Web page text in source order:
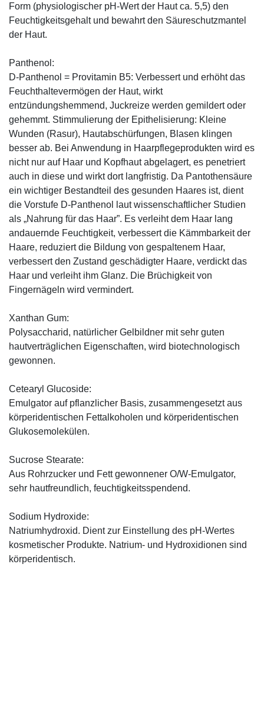
Form (physiologischer pH-Wert der Haut ca. 5,5) den
Feuchtigkeitsgehalt und bewahrt den Säureschutzmantel
der Haut.
Panthenol:
D-Panthenol = Provitamin B5: Verbessert und erhöht das
Feuchthaltevermögen der Haut, wirkt
entzündungshemmend, Juckreize werden gemildert oder
gehemmt. Stimmulierung der Epithelisierung: Kleine
Wunden (Rasur), Hautabschürfungen, Blasen klingen
besser ab. Bei Anwendung in Haarpflegeprodukten wird es
nicht nur auf Haar und Kopfhaut abgelagert, es penetriert
auch in diese und wirkt dort langfristig. Da Pantothensäure
ein wichtiger Bestandteil des gesunden Haares ist, dient
die Vorstufe D-Panthenol laut wissenschaftlicher Studien
als „Nahrung für das Haar”. Es verleiht dem Haar lang
andauernde Feuchtigkeit, verbessert die Kämmbarkeit der
Haare, reduziert die Bildung von gespaltenem Haar,
verbessert den Zustand geschädigter Haare, verdickt das
Haar und verleiht ihm Glanz. Die Brüchigkeit von
Fingernägeln wird vermindert.
Xanthan Gum:
Polysaccharid, natürlicher Gelbildner mit sehr guten
hautverträglichen Eigenschaften, wird biotechnologisch
gewonnen.
Cetearyl Glucoside:
Emulgator auf pflanzlicher Basis, zusammengesetzt aus
körperidentischen Fettalkoholen und körperidentischen
Glukosemolekülen.
Sucrose Stearate:
Aus Rohrzucker und Fett gewonnener O/W-Emulgator,
sehr hautfreundlich, feuchtigkeitsspendend.
Sodium Hydroxide:
Natriumhydroxid. Dient zur Einstellung des pH-Wertes
kosmetischer Produkte. Natrium- und Hydroxidionen sind
körperidentisch.